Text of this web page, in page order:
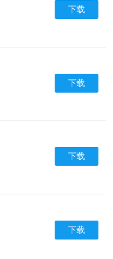
下载
下载
下载
下载